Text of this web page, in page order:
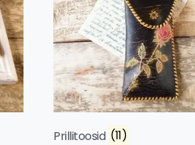
Prillitoosid (11)